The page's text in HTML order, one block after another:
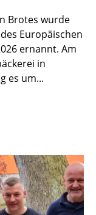
Brotes wurde
Europäischen
ernannt. Am
in
es um...